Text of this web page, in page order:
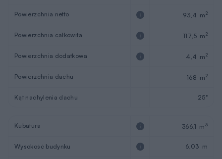
Powierzchnia netto 93,4 m2
Powierzchnia całkowita 117,5 m2
Powierzchnia dodatkowa 4,4 m2
Powierzchnia dachu 168 m2
Kąt nachylenia dachu 25°
Kubatura 366,1 m3
Wysokość budynku 6,03 m